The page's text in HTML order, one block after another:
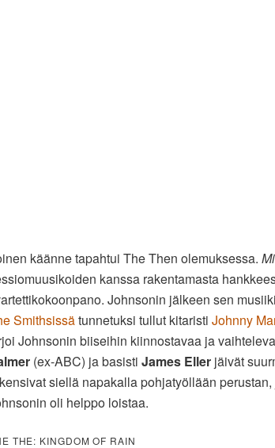
käänne tapahtui The Then olemuksessa.
kanssa rakentamasta
Johnsonin jälkeen sen
Smithsissätunnetuksi tullut kitaristi Johnny
Johnsonin biiseihin kiinnostavaa ja
(ex-ABC) ja basisti James Eller jäivät
siellä napakalla pohjatyöllään
oli helppo loistaa.
THE: KINGDOM OF RAIN